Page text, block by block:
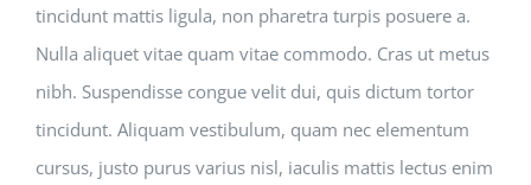
tincidunt mattis ligula, non pharetra turpis posuere a.
Nulla aliquet vitae quam vitae commodo. Cras ut metus
nibh. Suspendisse congue velit dui, quis dictum tortor
tincidunt. Aliquam vestibulum, quam nec elementum
cursus, justo purus varius nisl, iaculis mattis lectus enim